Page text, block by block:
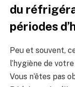
du
périodes
Peu et souvent,
l’hygiène de
Vous n’êtes pas